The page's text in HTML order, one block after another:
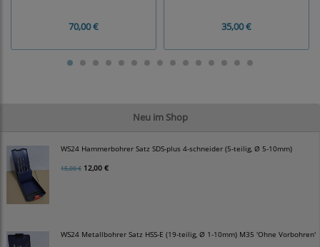
Neu im Shop
WS24 Hammerbohrer Satz SDS-plus 4-schneider (5-teilig, Ø 5-10mm)
15,00 € 12,00 €
WS24 Metallbohrer Satz HSS-E (19-teilig, Ø 1-10mm) M35 'Ohne Vorbohren'
70,00 € 35,00 €